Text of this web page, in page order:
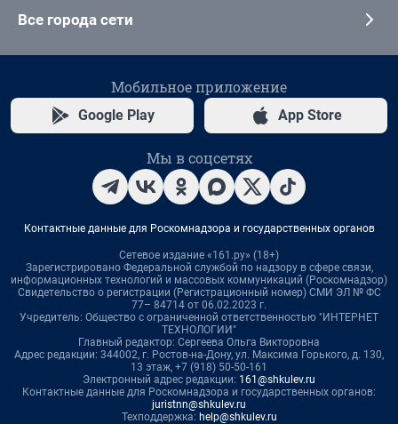
Все города сети
Мобильное приложение
Google Play App Store
Мы в соцсетях
Контактные данные для Роскомнадзора и государственных органов
Сетевое издание «161.ру» (18+)
Зарегистрировано Федеральной службой по надзору в сфере связи,
информационных технологий и массовых коммуникаций (Роскомнадзор)
Свидетельство о регистрации (Регистрационный номер) СМИ ЭЛ № ФС
77– 84714 от 06.02.2023 г.
Учредитель: Общество с ограниченной ответственностью "ИНТЕРНЕТ
ТЕХНОЛОГИИ"
Главный редактор: Сергеева Ольга Викторовна
Адрес редакции: 344002, г. Ростов-на-Дону, ул. Максима Горького, д. 130,
13 этаж, +7 (918) 50-50-161
Электронный адрес редакции: 161@shkulev.ru
Контактные данные для Роскомнадзора и государственных органов:
juristnn@shkulev.ru
Техподдержка: help@shkulev.ru